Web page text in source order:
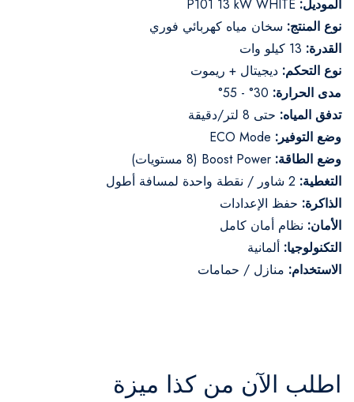
الموديل:
نوع المنتج: سخان مياه كهربائي فوري
القدرة:
نوع التحكم: ديجيتال + ريموت
مدى الحرارة:
تدفق المياه: حتى 8 لتر/دقيقة
وضع التوفير:
وضع الطاقة:
التغطية:
الذاكرة: حفظ الإعدادات
الأمان: نظام أمان كامل
التكنولوجيا: ألمانية
الاستخدام: منازل / حمامات
اطلب الآن من كذا ميزة